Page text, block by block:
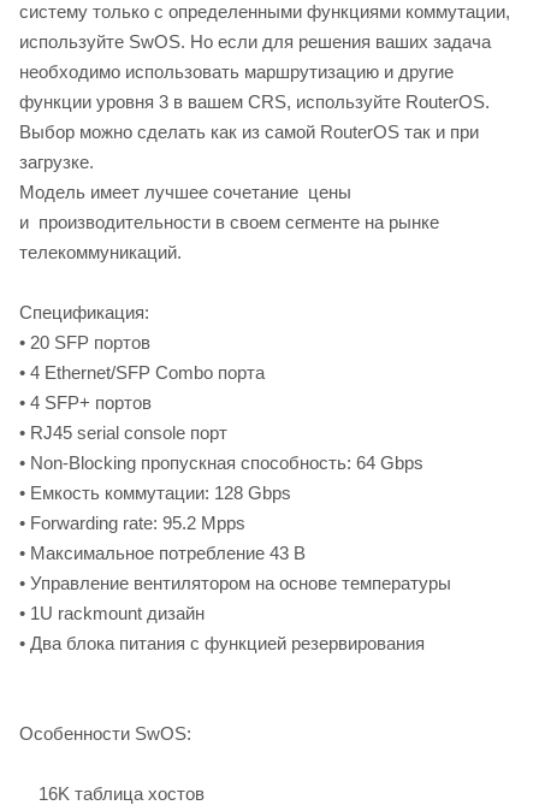
систему только с определенными функциями коммутации,
используйте SwOS. Но если для решения ваших задача
необходимо использовать маршрутизацию и другие
функции уровня 3 в вашем CRS, используйте RouterOS.
Выбор можно сделать как из самой RouterOS так и при
загрузке.
Модель имеет лучшее сочетание цены
и производительности в своем сегменте на рынке
телекоммуникаций.
Спецификация:
• 20 SFP портов
• 4 Ethernet/SFP Combo порта
• 4 SFP+ портов
• RJ45 serial console порт
• Non-Blocking пропускная способность: 64 Gbps
• Емкость коммутации: 128 Gbps
• Forwarding rate: 95.2 Mpps
• Максимальное потребление 43 В
• Управление вентилятором на основе температуры
• 1U rackmount дизайн
• Два блока питания с функцией резервирования
Особенности SwOS:
16K таблица хостов